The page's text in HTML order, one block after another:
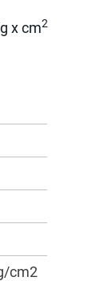
x cm2
cm2